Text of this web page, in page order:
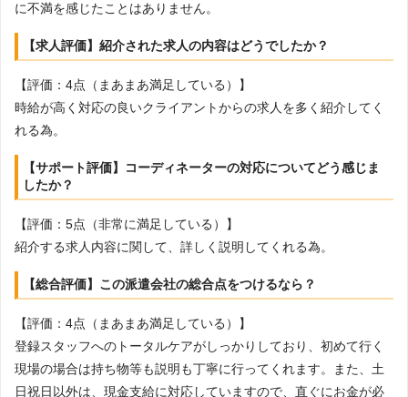
に不満を感じたことはありません。
【求人評価】紹介された求人の内容はどうでしたか？
【評価：4点（まあまあ満足している）】
時給が高く対応の良いクライアントからの求人を多く紹介してく
れる為。
【サポート評価】コーディネーターの対応についてどう感じま
したか？
【評価：5点（非常に満足している）】
紹介する求人内容に関して、詳しく説明してくれる為。
【総合評価】この派遣会社の総合点をつけるなら？
【評価：4点（まあまあ満足している）】
登録スタッフへのトータルケアがしっかりしており、初めて行く
現場の場合は持ち物等も説明も丁寧に行ってくれます。また、土
日祝日以外は、現金支給に対応していますので、直ぐにお金が必